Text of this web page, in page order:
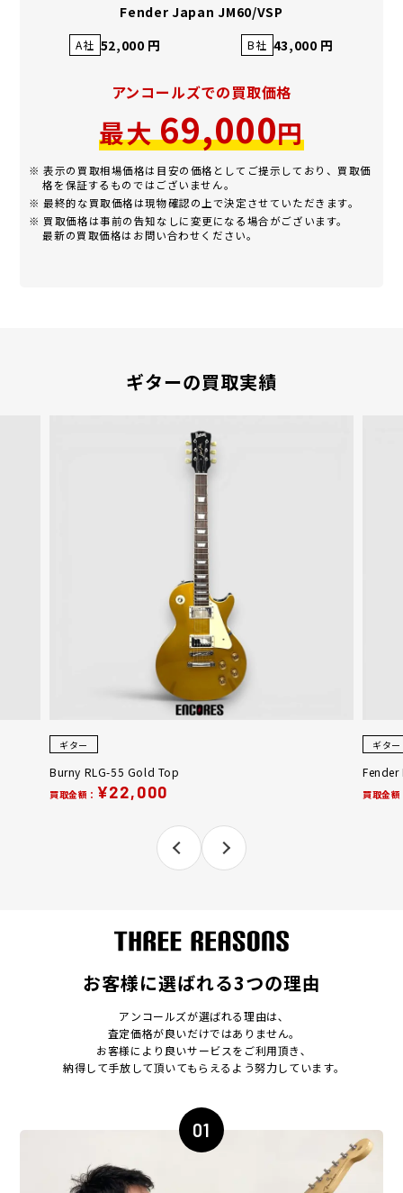
Fender Japan JM60/VSP
A社 52,000 円 B社 43,000 円
アンコールズでの買取価格
最大69,000円
※ 表示の買取相場価格は目安の価格としてご提示しており、買取価
格を保証するものではございません。
※ 最終的な買取価格は現物確認の上で決定させていただきます。
※ 買取価格は事前の告知なしに変更になる場合がございます。
最新の買取価格はお問い合わせください。
ギターの買取実績
ギター
Burny RLG-55 Gold Top
買取金額： ¥22,000
ギター
Fender
買取金額
お客様に選ばれる3つの理由
アンコールズが選ばれる理由は､
査定価格が良いだけではありません｡
お客様により良いサービスをご利用頂き､
納得して手放して頂いてもらえるよう努力しています｡
01